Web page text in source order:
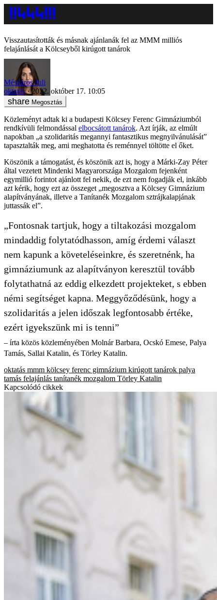
Visszautasították és másnak ajánlanák fel az MMM milliós
felajánlását a Kölcseyből kirúgott tanárok
Mészáros Juli
oktatás
2022. október 17. 10:05
Megosztás
Közleményt adtak ki a budapesti Kölcsey Ferenc Gimnáziumból
rendkívüli felmondással elbocsátott tanárok. Azt írják, az elmúlt
napokban „a szolidaritás megannyi fantasztikus megnyilvánulását”
tapasztalták meg, ami meghatotta és reménnyel töltötte el őket.
Köszönik a támogatást, és köszönik azt is, hogy a Márki-Zay Péter
által vezetett Mindenki Magyarországa Mozgalom fejenként
egymillió forintot ajánlott fel nekik, de ezt nem fogadják el, inkább
azt kérik, hogy ezt az összeget „megosztva a Kölcsey Gimnázium
alapítványának, illetve a Tanítanék Mozgalom sztrájkalapjának
juttassák el”.
„Fontosnak tartjuk, hogy a tiltakozási mozgalom
mindaddig folytatódhasson, amíg érdemi választ
nem kapunk a követeléseinkre, és szeretnénk, ha
gimnáziumunk az alapítványon keresztül tovább
folytathatná az eddig elkezdett projekteket, s ebben
némi segítséget kapna. Meggyőződésünk, hogy a
szolidaritás a jelen időszak legfontosabb értéke,
ezért igyekszünk mi is tenni”
– írta közös közleményében Molnár Barbara, Ocskó Emese, Palya
Tamás, Sallai Katalin, és Törley Katalin.
oktatás mmm kölcsey ferenc gimnázium kirúgott tanárok palya
tamás felajánlás tanítanék mozgalom Törley Katalin
Kapcsolódó cikkek